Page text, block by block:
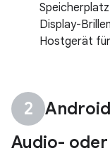
Display-
Hostgerät
Audio-